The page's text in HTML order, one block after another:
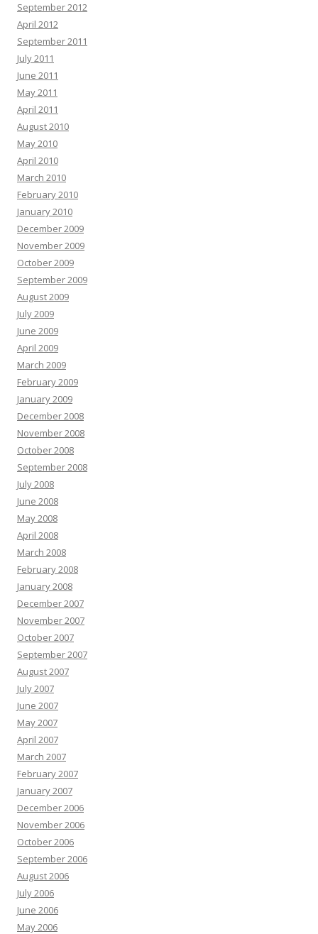
September 2012
April 2012
September 2011
July 2011
June 2011
May 2011
April 2011
August 2010
May 2010
April 2010
March 2010
February 2010
January 2010
December 2009
November 2009
October 2009
September 2009
August 2009
July 2009
June 2009
April 2009
March 2009
February 2009
January 2009
December 2008
November 2008
October 2008
September 2008
July 2008
June 2008
May 2008
April 2008
March 2008
February 2008
January 2008
December 2007
November 2007
October 2007
September 2007
August 2007
July 2007
June 2007
May 2007
April 2007
March 2007
February 2007
January 2007
December 2006
November 2006
October 2006
September 2006
August 2006
July 2006
June 2006
May 2006